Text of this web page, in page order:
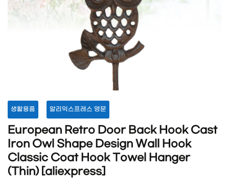
생활용품 알리익스프레스 영문
European Retro Door Back Hook Cast
Iron Owl Shape Design Wall Hook
Classic Coat Hook Towel Hanger
(Thin) [aliexpress]